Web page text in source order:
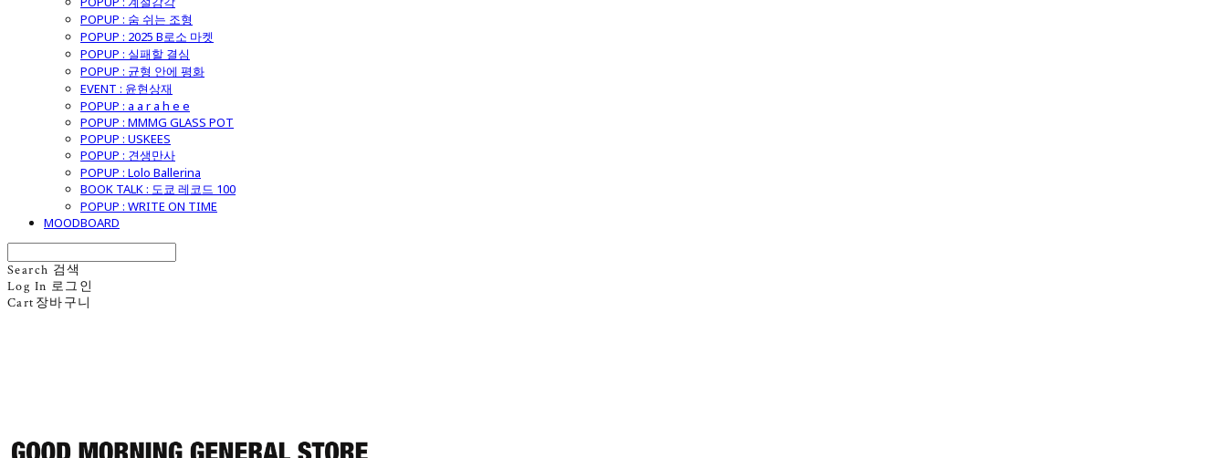
POPUP : 숨 쉬는 조형
POPUP : 2025 B로소 마켓
POPUP : 실패할 결심
POPUP : 균형 안에 평화
EVENT : 윤현상재
POPUP : a a r a h e e
POPUP : MMMG GLASS POT
POPUP : USKEES
POPUP : 견생만사
POPUP : Lolo Ballerina
BOOK TALK : 도쿄 레코드 100
POPUP : WRITE ON TIME
MOODBOARD
Search 검색
Log In 로그인
Cart 장바구니